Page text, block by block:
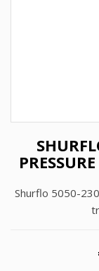
Shurflo 5050-